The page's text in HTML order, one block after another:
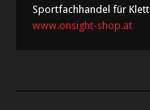
Sportfachhandel für
www.onsight-shop.at